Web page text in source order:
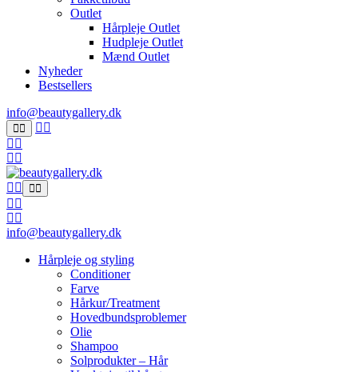
Outlet
Hårpleje Outlet
Hudpleje Outlet
Mænd Outlet
Nyheder
Bestsellers
info@beautygallery.dk
info@beautygallery.dk
Hårpleje og styling
Conditioner
Farve
Hårkur/Treatment
Hovedbundsproblemer
Olie
Shampoo
Solprodukter – Hår